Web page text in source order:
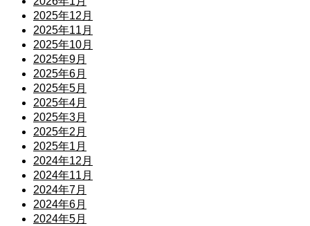
2025年12月
2025年11月
2025年10月
2025年9月
2025年6月
2025年5月
2025年4月
2025年3月
2025年2月
2025年1月
2024年12月
2024年11月
2024年7月
2024年6月
2024年5月